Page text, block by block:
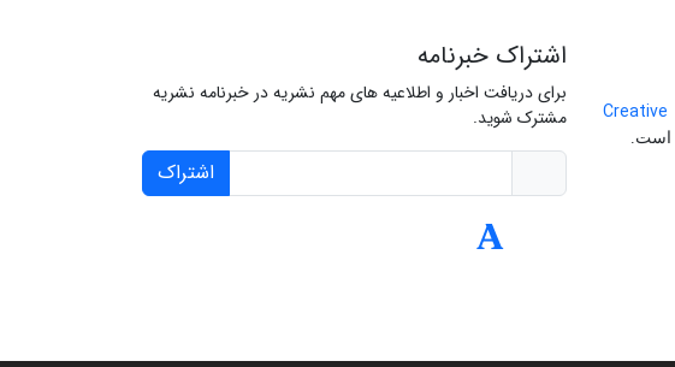
Creative
است.
اشتراک خبرنامه
برای دریافت اخبار و اطلاعیه های مهم نشریه در خبرنامه نشریه
مشترک شوید.
اشتراک